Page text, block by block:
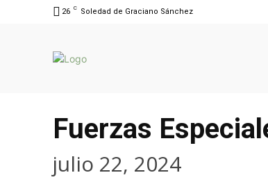
26 C Soledad de Graciano Sánchez
Fuerzas
julio 22, 2024